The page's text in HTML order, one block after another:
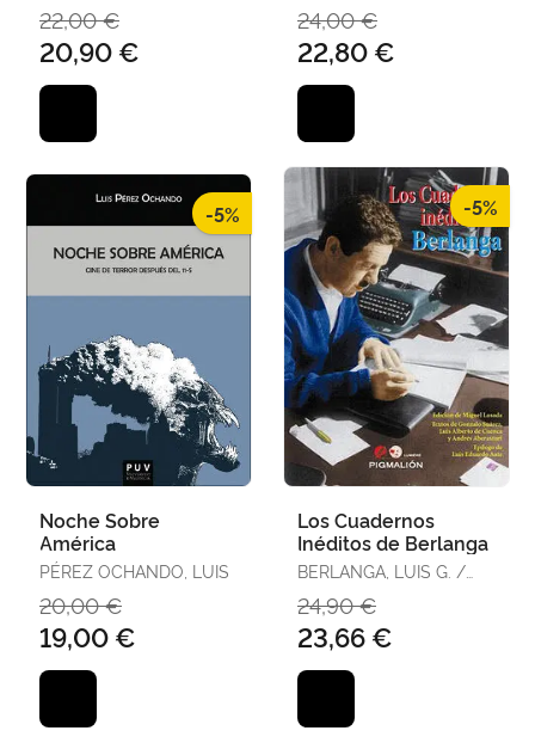
22,00 €
20,90 €
24,00 €
22,80 €
-5%
Noche Sobre
América
PÉREZ OCHANDO, LUIS
20,00 €
19,00 €
-5%
Los Cuadernos
Inéditos de Berlanga
BERLANGA, LUIS G. /
MIGUELCOL. /
RODRÍGUEZ CAÑADA,
BASILIO ED. LIT.
24,90 €
23,66 €